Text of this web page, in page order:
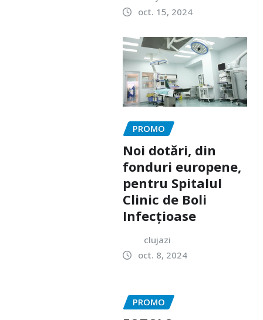
oct. 15, 2024
PROMO
Noi dotări, din
fonduri europene,
pentru Spitalul
Clinic de Boli
Infecțioase
clujazi
oct. 8, 2024
PROMO